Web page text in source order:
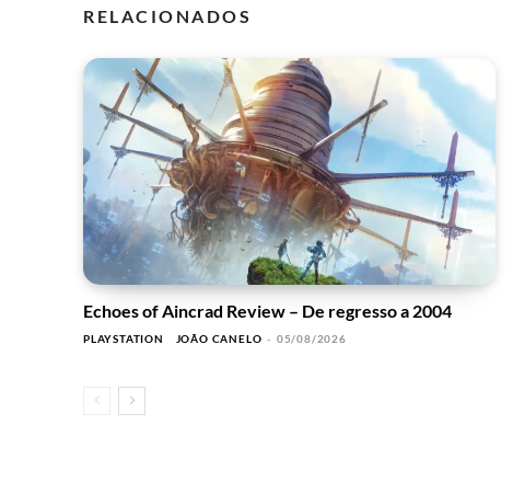
RELACIONADOS
Echoes of Aincrad Review – De regresso a 2004
PLAYSTATION JOÃO CANELO - 05/08/2026